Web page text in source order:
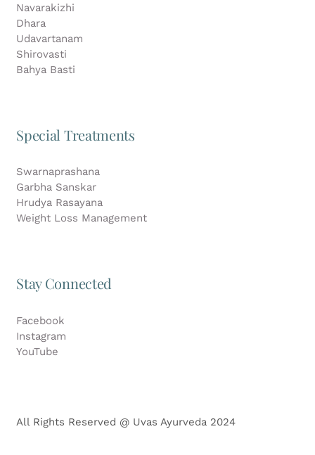
Navarakizhi
Dhara
Udavartanam
Shirovasti
Bahya Basti
Special Treatments
Swarnaprashana
Garbha Sanskar
Hrudya Rasayana
Weight Loss Management
Stay Connected
Facebook
Instagram
YouTube
All Rights Reserved @ Uvas Ayurveda 2024